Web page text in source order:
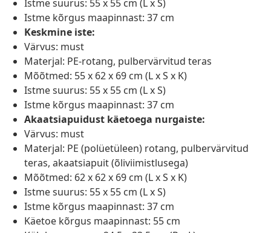
Istme suurus: 55 x 55 cm (L x S)
Istme kõrgus maapinnast: 37 cm
Keskmine iste:
Värvus: must
Materjal: PE-rotang, pulbervärvitud teras
Mõõtmed: 55 x 62 x 69 cm (L x S x K)
Istme suurus: 55 x 55 cm (L x S)
Istme kõrgus maapinnast: 37 cm
Akaatsiapuidust käetoega nurgaiste:
Värvus: must
Materjal: PE (polüetüleen) rotang, pulbervärvitud
teras, akaatsiapuit (õliviimistlusega)
Mõõtmed: 62 x 62 x 69 cm (L x S x K)
Istme suurus: 55 x 55 cm (L x S)
Istme kõrgus maapinnast: 37 cm
Käetoe kõrgus maapinnast: 55 cm